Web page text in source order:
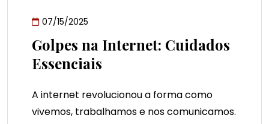
07/15/2025
Golpes na Internet: Cuidados
Essenciais
A internet revolucionou a forma como
vivemos, trabalhamos e nos comunicamos.